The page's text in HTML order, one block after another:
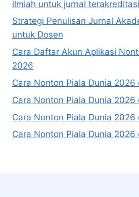
ilmiah untuk jurnal
Strategi Penulisan Jurnal
untuk Dosen
Cara Daftar Akun Aplikasi
2026
Cara Nonton Piala Dunia
Cara Nonton Piala Dunia 2026
Cara Nonton Piala Dunia 2026
Cara Nonton Piala Dunia 2026